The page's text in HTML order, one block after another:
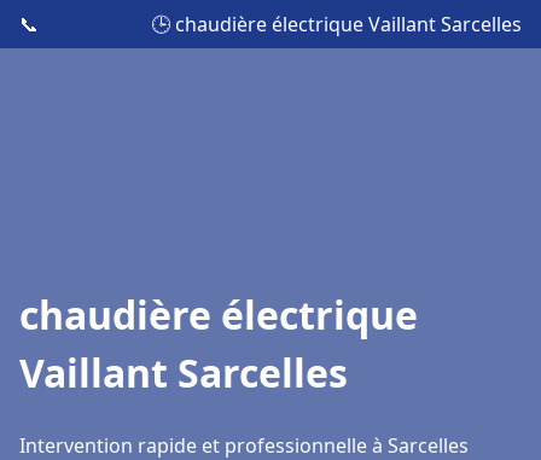
📞 🕒 chaudière électrique Vaillant Sarcelles
chaudière électrique
Vaillant Sarcelles
Intervention rapide et professionnelle à Sarcelles